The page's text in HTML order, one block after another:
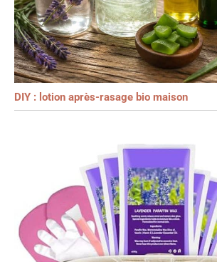
DIY : lotion après-rasage bio maison